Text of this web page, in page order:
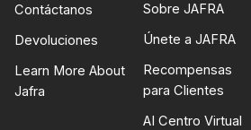
Contáctanos
Devoluciones
Learn More About
Jafra
Sobre JAFRA
Únete a JAFRA
Recompensas
para Clientes
AI Centro Virtual